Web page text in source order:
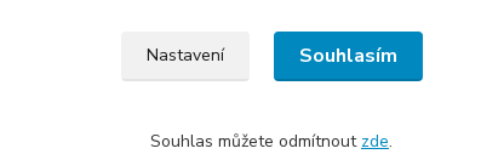
Nastavení Souhlasím
Souhlas můžete odmítnout zde.